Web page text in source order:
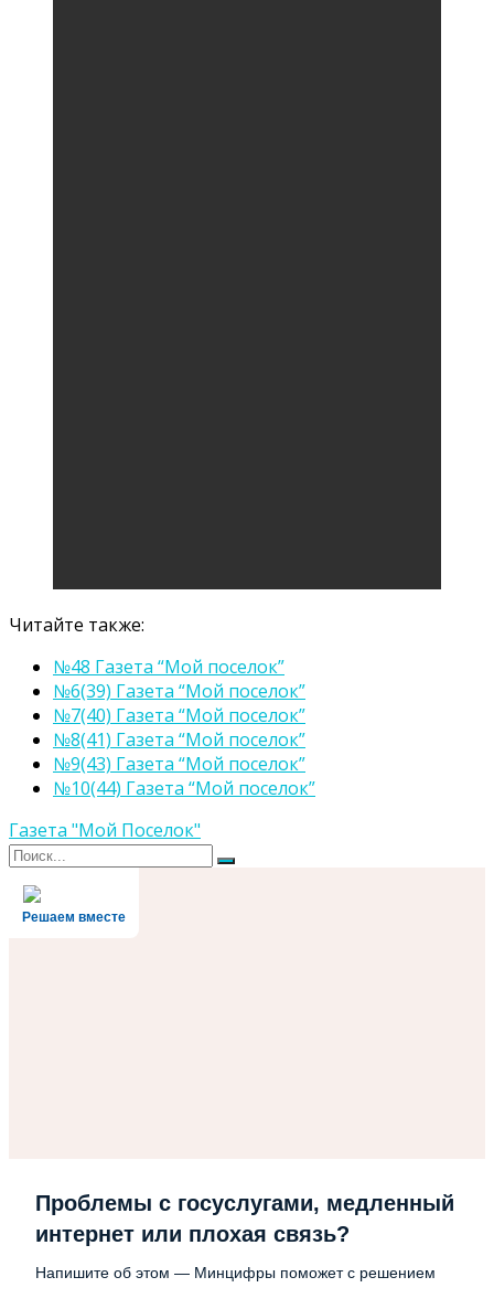
Читайте также:
№48 Газета “Мой поселок”
№6(39) Газета “Мой поселок”
№7(40) Газета “Мой поселок”
№8(41) Газета “Мой поселок”
№9(43) Газета “Мой поселок”
№10(44) Газета “Мой поселок”
Газета "Мой Поселок"
Поиск
Поиск
Решаем вместе
Проблемы с госуслугами, медленный
интернет или плохая связь?
Напишите об этом — Минцифры поможет с решением